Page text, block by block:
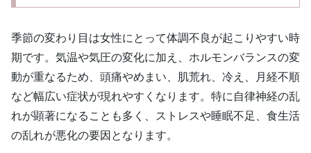
季節の変わり目は女性にとって体調不良が起こりやすい時
期です。気温や気圧の変化に加え、ホルモンバランスの変
動が重なるため、頭痛やめまい、肌荒れ、冷え、月経不順
など幅広い症状が現れやすくなります。特に自律神経の乱
れが顕著になることも多く、ストレスや睡眠不足、食生活
の乱れが悪化の要因となります。